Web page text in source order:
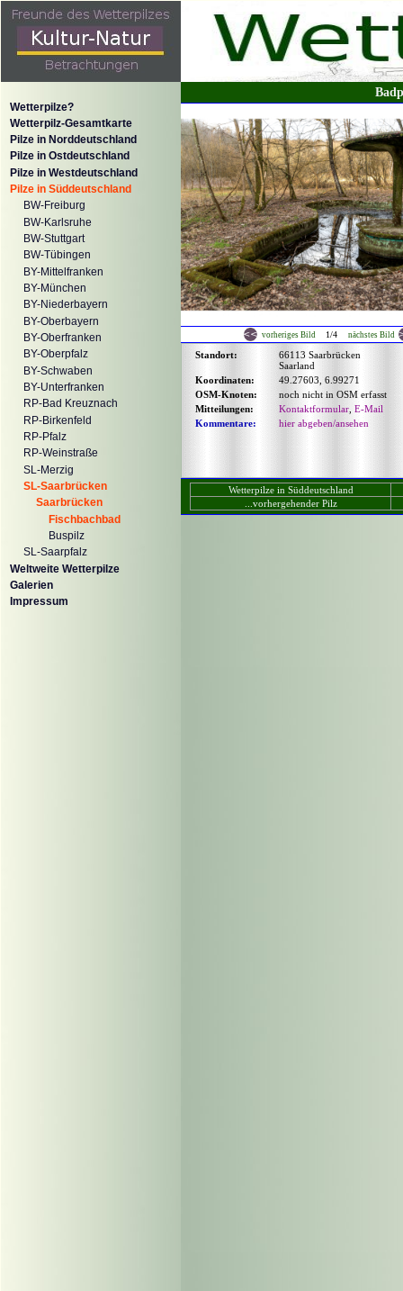
Wetterpilze?
Wetterpilz-Gesamtkarte
Pilze in Norddeutschland
Pilze in Ostdeutschland
Pilze in Westdeutschland
Pilze in Süddeutschland
BW-Freiburg
BW-Karlsruhe
BW-Stuttgart
BW-Tübingen
BY-Mittelfranken
BY-München
BY-Niederbayern
BY-Oberbayern
BY-Oberfranken
BY-Oberpfalz
BY-Schwaben
BY-Unterfranken
RP-Bad Kreuznach
RP-Birkenfeld
RP-Pfalz
RP-Weinstraße
SL-Merzig
SL-Saarbrücken
Saarbrücken
Fischbachbad
Buspilz
SL-Saarpfalz
Weltweite Wetterpilze
Galerien
Impressum
vorheriges Bild 1/4 nächstes Bild
Standort:
66113 Saarbrücken
Saarland
Koordinaten:
49.27603, 6.99271
OSM-Knoten:
noch nicht in OSM erfasst
Mitteilungen:
Kontaktformular E-Mail
Kommentare:
hier abgeben/ansehen
Wetterpilze in Süddeutschland
...vorhergehender Pilz